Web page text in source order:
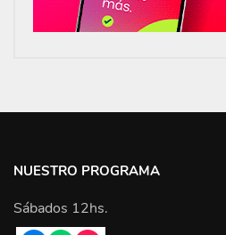
NUESTRO PROGRAMA
Sábados 12hs.